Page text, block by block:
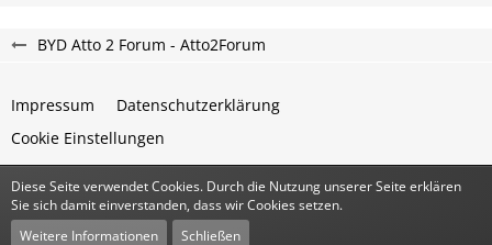
BYD Atto 2 Forum - Atto2Forum
Impressum
Datenschutzerklärung
Cookie Einstellungen
Community-Software:WoltLab Suite™
Stil:Classicvon
Diese Seite verwendet Cookies. Durch die Nutzung unserer Seite erklären
Sie sich damit einverstanden, dass wir Cookies setzen.
Weitere Informationen
Schließen